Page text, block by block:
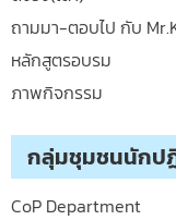
ถามมา-ตอบไป กับ
หลักสูตรอบรม
ภาพกิจกรรม
กลุ่มชุมชนนักป
CoP Department